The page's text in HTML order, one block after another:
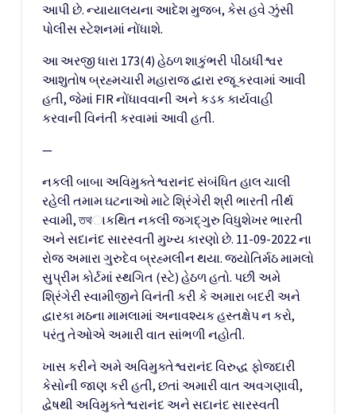
આપી છે. ન્યાયાલયના આદેશ મુજબ, કેસ હવે ઝુંસી
પોલીસ સ્ટેશનમાં નોંધાશે.
આ અરજી ધારા 173(4) હેઠળ શાકુંભરી પીઠાધીશ્વર
આશુતોષ બ્રહ્મચારી મહારાજ દ્વારા રજૂ કરવામાં આવી
હતી, જેમાં FIR નોંધાવવાની અને કડક કાર્યવાહી
કરવાની વિનંતી કરવામાં આવી હતી.
—
નકલી બાબા અવિમુક્તેશ્વરાનંદ સંબંધિત હાલ ચાલી
રહેલી તમામ ઘટનાઓ માટે શ્રિંગેરી શ્રી ભારતી તીર્થ
સ્વામી, তথાકથિત નકલી જગદ્ગુરુ વિધુશેખર ભારતી
અને સદાનંદ સારસ્વતી મુખ્ય કારણો છે. 11-09-2022 ના
રોજ અમારા ગુરુદેવ બ્રહ્મલીન થયા. જ્યોતિર્મઠ મામલો
સુપ્રીમ કોર્ટમાં સ્થગિત (સ્ટે) હેઠળ હતો. પછી અમે
શ્રિંગેરી સ્વામીજીને વિનંતી કરી કે અમારા બદરી અને
દ્વારકા મઠના મામલામાં અનાવશ્યક હસ્તક્ષેપ ન કરો,
પરંતુ તેઓએ અમારી વાત સાંભળી નહોતી.
ખાસ કરીને અમે અવિમુક્તેશ્વરાનંદ વિરુદ્ધ ફોજદારી
કેસોની જાણ કરી હતી, છતાં અમારી વાત અવગણાવી,
દ્વેષથી અવિમુક્તેશ્વરાનંદ અને સદાનંદ સારસ્વતી